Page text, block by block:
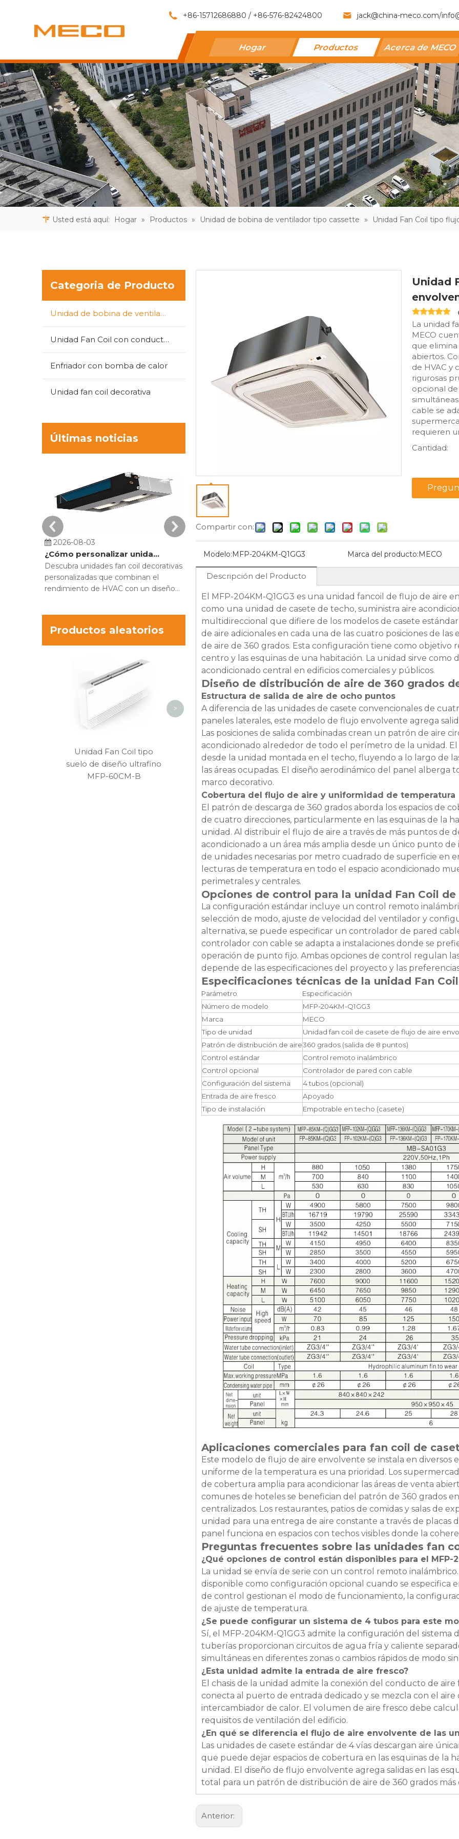
+86-15712686880 / +86-576-82424800 jack@china-meco.com/
Hogar Productos Acerca de MECO
Usted está aquí: Hogar » Productos » Unidad de bobina de ventilador tipo cassette » Unidad Fan Coil tipo
Categoria de Producto
Unidad de bobina de ventilador tipo cassette
Unidad Fan Coil con conductos
Enfriador con bomba de calor
Unidad fan coil decorativa
Últimas noticias
2026-08-03
¿Cómo personalizar unidades fan coil decorativas para proyectos de construcción?
Descubra unidades fan coil decorativas
personalizadas que combinan el
rendimiento de HVAC con un diseño
2026-07-14
Unidad Fan Coil de pared alta versus unidad Fan Coil de suelo
Compare las unidades fan coil de
pared alta con las de piso para
optimizar el diseño de HVAC. Explore
el MECO MFP-68BM-C para una
refrigeración eficiente que ahorra
espacio.
2026-07-27
¿Cuáles son los beneficios de las unidades fan coil de oscilación automática?
Descubra la Unidad Fan Coil Auto
y calientes con un control climático
silencioso, energéticamente
y controlado a distancia.
Productos aleatorios
Unidad Fan Coil tipo
suelo de diseño ultrafino
MFP-60CM-B
Unidad Fan Coil
decorativa tipo techo y
piso MFP-136TM-BL
Unidad fan coil
decorativa de soplado
de aire vertical MFP-
170TM-BL
Unidad Fan
conducto
presión estática
DC-MFP-
>
Compartir con:
Unidad
La unidad
MECO
que
abiertos.
de HVAC y
rigurosas
opcional
cable se
requieren
Cantidad:
Modelo:MFP-204KM-Q1GG3 Marca del producto:MECO
Descripción del Producto
El MFP-204KM-Q1GG3 es una unidad fancoil de flujo de aire
como una unidad de casete de techo, suministra aire
multidireccional que difiere de los modelos de casete
de aire adicionales en cada una de las cuatro posiciones de
de aire de 360 ​​grados. Esta configuración tiene como objetivo
centro y las esquinas de una habitación. La unidad sirve como
acondicionado central en edificios comerciales y públicos.
Diseño de distribución de aire de 360 ​​grados
Estructura de salida de aire de ocho puntos
A diferencia de las unidades de casete convencionales de
paneles laterales, este modelo de flujo envolvente agrega
Las posiciones de salida combinadas crean un patrón de aire
acondicionado alrededor de todo el perímetro de la unidad. El
desde la unidad montada en el techo, fluyendo a lo largo de
las áreas ocupadas. El diseño aerodinámico del panel alberga
marco decorativo.
Cobertura del flujo de aire y uniformidad de temperatura
El patrón de descarga de 360 ​​grados aborda los espacios de
de cuatro direcciones, particularmente en las esquinas de la
unidad. Al distribuir el flujo de aire a través de más puntos de
acondicionado a un área más amplia desde un único punto
de unidades necesarias por metro cuadrado de superficie en
lecturas de temperatura en todo el espacio acondicionado
perimetrales y centrales.
Opciones de control para la unidad Fan Coil
La configuración estándar incluye un control remoto
selección de modo, ajuste de velocidad del ventilador y
alternativa, se puede especificar un controlador de pared
controlador con cable se adapta a instalaciones donde se
operación de punto fijo. Ambas opciones de control regulan
depende de las especificaciones del proyecto y las
Especificaciones técnicas de la unidad Fan Coil
Parámetro
Especificación
Número de modelo
MFP-204KM-Q1GG3
Marca
MECO
Tipo de unidad
Unidad fan coil de casete de flujo de aire
Patrón de distribución de aire360 grados (salida de 8 puntos)
Control estándar
Control remoto inalámbrico
Control opcional
Controlador de pared con cable
Configuración del sistema
4 tubos (opcional)
Entrada de aire fresco
Apoyado
Tipo de instalación
Empotrable en techo (casete)
Aplicaciones comerciales para fan coil de
Este modelo de flujo de aire envolvente se instala en
uniforme de la temperatura es una prioridad. Los
de cobertura amplia para acondicionar las áreas de venta
comunes de hoteles se benefician del patrón de 360 ​​grados
centralizados. Los restaurantes, patios de comidas y salas de
unidad para una entrega de aire constante a través de placas
panel funciona en espacios con techos visibles donde la
Preguntas frecuentes sobre las unidades fan
¿Qué opciones de control están disponibles para el MFP-
La unidad se envía de serie con un control remoto
disponible como configuración opcional cuando se especifica
de control gestionan el modo de funcionamiento, la
de ajuste de temperatura.
¿Se puede configurar un sistema de 4 tubos para este
Sí, el MFP-204KM-Q1GG3 admite la configuración del sistema
tuberías proporcionan circuitos de agua fría y caliente
simultáneas en diferentes zonas o cambios rápidos de modo
¿Esta unidad admite la entrada de aire fresco?
El chasis de la unidad admite la conexión del conducto de
conecta al puerto de entrada dedicado y se mezcla con el aire
intercambiador de calor. El volumen de aire fresco debe
requisitos de ventilación del edificio.
¿En qué se diferencia el flujo de aire envolvente de las
Las unidades de casete estándar de 4 vías descargan aire
que puede dejar espacios de cobertura en las esquinas de la
unidad. El diseño de flujo envolvente agrega salidas en las
total para un patrón de distribución de aire de 360 ​​grados más
Anterior: